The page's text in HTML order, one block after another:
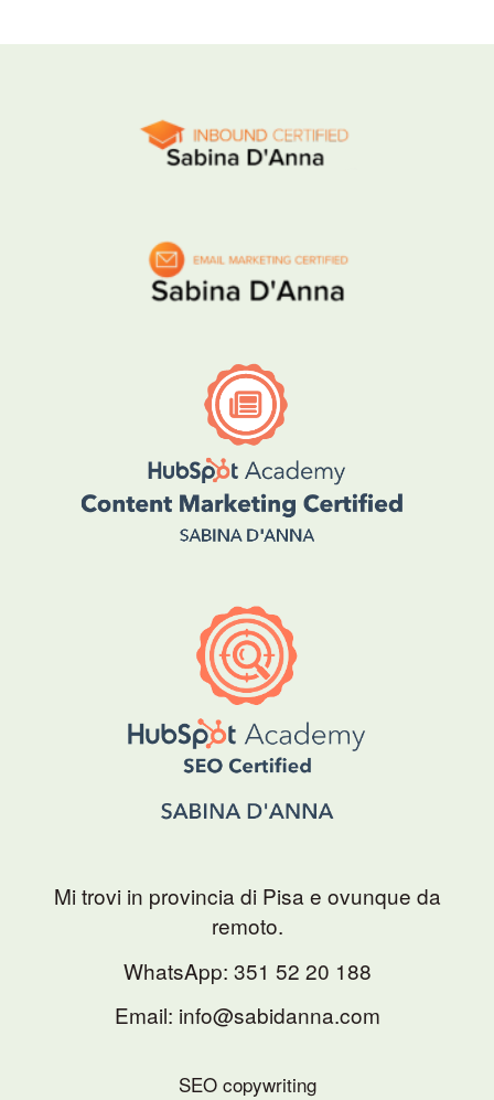
Mi trovi in provincia di Pisa e ovunque da
remoto.
WhatsApp: 351 52 20 188
Email: info@sabidanna.com
SEO copywriting